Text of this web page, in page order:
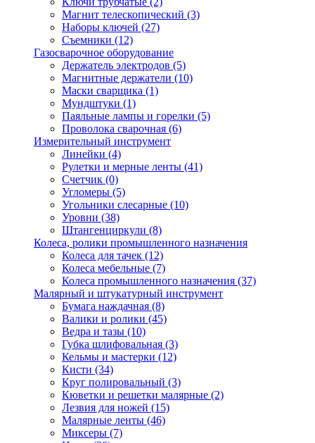
Магнит телескопический (3)
Наборы ключей (27)
Съемники (12)
Газосварочное оборудование
Держатель электродов (5)
Магнитные держатели (10)
Маски сварщика (1)
Мундштуки (1)
Паяльные лампы и горелки (5)
Проволока сварочная (6)
Измерительный инструмент
Линейки (4)
Рулетки и мерные ленты (41)
Счетчик (0)
Угломеры (5)
Угольники слесарные (10)
Уровни (38)
Штангенциркули (8)
Колеса, ролики промышленного назначения
Колеса для тачек (12)
Колеса мебельные (7)
Колеса промышленного назначения (37)
Малярный и штукатурный инструмент
Бумага наждачная (8)
Валики и ролики (45)
Ведра и тазы (10)
Губка шлифовальная (3)
Кельмы и мастерки (12)
Кисти (34)
Круг полировальный (3)
Кюветки и решетки малярные (2)
Лезвия для ножей (15)
Малярные ленты (46)
Миксеры (7)